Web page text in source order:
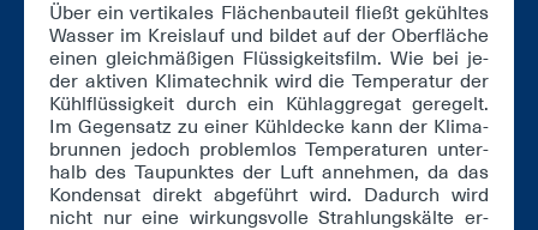
Über ein ver­ti­ka­les Flä­chen­bau­teil fließt ge­kühl­tes
Was­ser im Kreis­lauf und bil­det auf der Ober­flä­che
ei­nen gleich­mä­ßi­gen Flüs­sig­keits­film. Wie bei je­
der ak­ti­ven Kli­ma­tech­nik wird die Tem­pe­ra­tur der
Kühl­flüs­sig­keit durch ein Kühl­ag­gre­gat ge­re­gelt.
Im Ge­gen­satz zu ei­ner Kühl­de­cke kann der Kli­ma­
brun­nen je­doch pro­blem­los Tem­pe­ra­tu­ren un­ter­
halb des Tau­punk­tes der Luft an­neh­men, da das
Kon­den­sat di­rekt ab­ge­führt wird. Da­durch wird
nicht nur ei­ne wir­kungs­vol­le Strah­lungs­käl­te er­